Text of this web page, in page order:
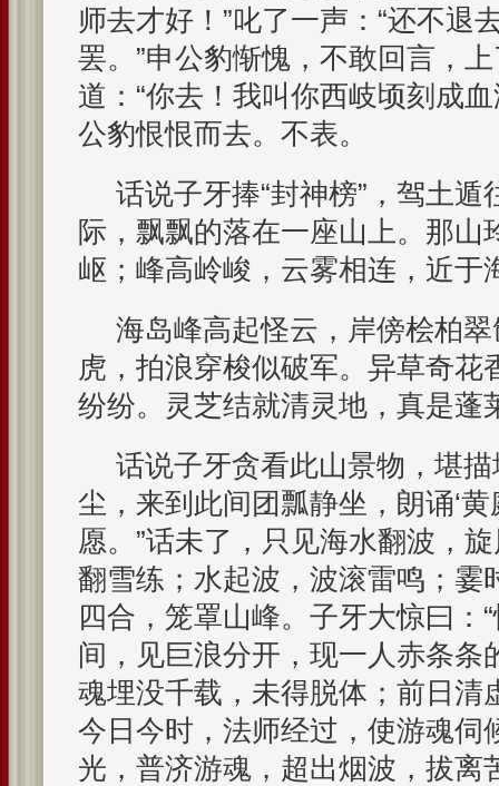
师去才好！”叱了一声：“还不退
罢。”申公豹惭愧，不敢回言，
道：“你去！我叫你西岐顷刻成
公豹恨恨而去。不表。
话说子牙捧“封神榜”，驾土
际，飘飘的落在一座山上。那山
岖；峰高岭峻，云雾相连，近于
海岛峰高起怪云，岸傍桧柏
虎，拍浪穿梭似破军。异草奇花
纷纷。灵芝结就清灵地，真是蓬
话说子牙贪看此山景物，堪
尘，来到此间团瓢静坐，朗诵‘黄
愿。”话未了，只见海水翻波，
翻雪练；水起波，波滚雷鸣；霎
四合，笼罩山峰。子牙大惊曰：
间，见巨浪分开，现一人赤条条
魂埋没千载，未得脱体；前日清
今日今时，法师经过，使游魂伺
光，普济游魂，超出烟波，拔离